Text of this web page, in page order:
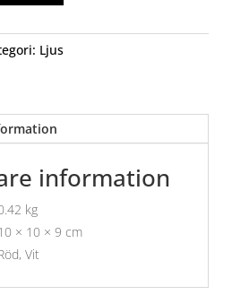
Ljus
information
kg
× 10 × 9 cm
Vit